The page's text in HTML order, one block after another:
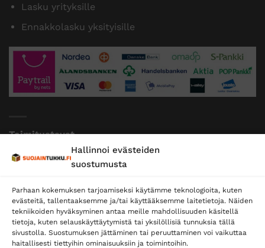
Hallinnoi evästeiden
suostumusta
Parhaan kokemuksen tarjoamiseksi käytämme teknologioita, kuten
evästeitä, tallentaaksemme ja/tai käyttääksemme laitetietoja. Näiden
tekniikoiden hyväksyminen antaa meille mahdollisuuden käsitellä
tietoja, kuten selauskäyttäytymistä tai yksilöllisiä tunnuksia tällä
sivustolla. Suostumuksen jättäminen tai peruuttaminen voi vaikuttaa
haitallisesti tiettyihin ominaisuuksiin ja toimintoihin.
Lasku yrityksille
Ennakkolasku yksityisille
Toimitustavat
Posti
Postnord
Tilaa uutiskirje ja saat erikoisalennuksia